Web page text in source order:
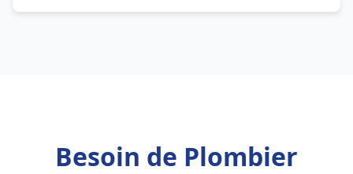
Besoin de Plombier